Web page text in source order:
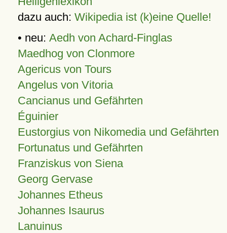
dazu auch: Wikipedia ist (k)eine Quelle!
• neu: Aedh von Achard-Finglas
Maedhog von Clonmore
Agericus von Tours
Angelus von Vitoria
Cancianus und Gefährten
Éguinier
Eustorgius von Nikomedia und Gefährten
Fortunatus und Gefährten
Franziskus von Siena
Georg Gervase
Johannes Etheus
Johannes Isaurus
Lanuinus